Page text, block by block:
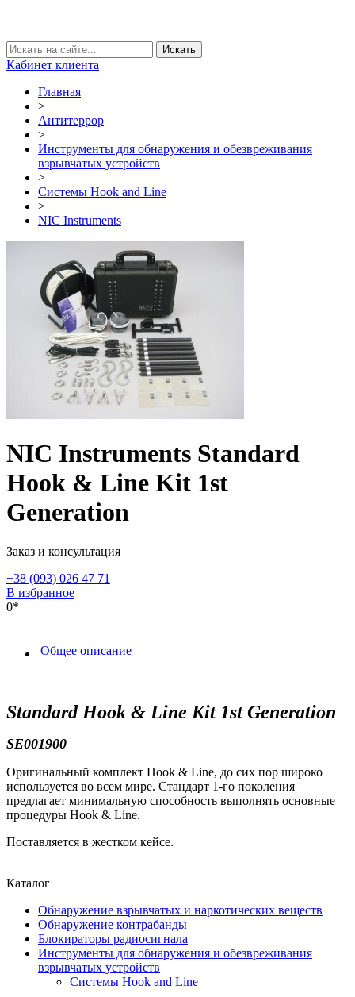
Кабинет клиента
Главная
>
Антитеррор
>
Инструменты для обнаружения и обезвреживания
взрывчатых устройств
>
Системы Hook and Line
>
NIC Instruments
NIC Instruments Standard
Hook & Line Kit 1st
Generation
Заказ и консультация
+38 (093) 026 47 71
В избранное
0*
Общее описание
Standard Hook & Line Kit 1st Generation
SE001900
Оригинальный комплект Hook & Line, до сих пор широко
используется во всем мире. Стандарт 1-го поколения
предлагает минимальную способность выполнять основные
процедуры Hook & Line.
Поставляется в жестком кейсе.
Каталог
Обнаружение взрывчатых и наркотических веществ
Обнаружение контрабанды
Блокираторы радиосигнала
Инструменты для обнаружения и обезвреживания
взрывчатых устройств
Системы Hook and Line